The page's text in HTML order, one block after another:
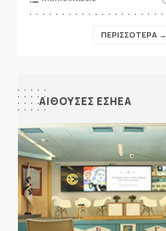
ΠΕΡΙΣΣΟΤΕΡΑ →
ΑΙΘΟΥΣΕΣ ΕΣΗΕΑ